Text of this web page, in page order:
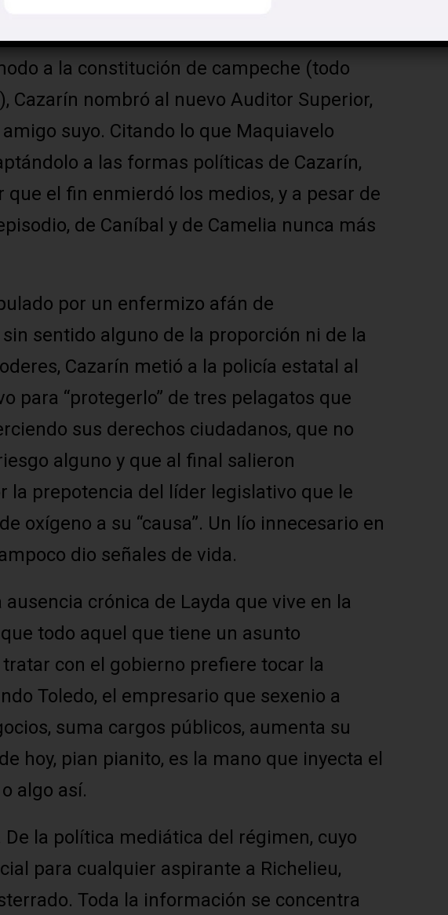
de un manoseo vergonzoso que incluyó
a la constitución de campeche (todo
Cazarín nombró al nuevo Auditor Superior,
suyo. Citando lo que Maquiavelo
a las formas políticas de Cazarín,
que el fin enmierdó los medios, y a pesar de
de Caníbal y de Camelia nunca más
por un enfermizo afán de
sentido alguno de la proporción ni de la
Cazarín metió a la policía estatal al
para “protegerlo” de tres pelagatos que
sus derechos ciudadanos, que no
alguno y que al final salieron
la prepotencia del líder legislativo que le
oxígeno a su “causa”. Un lío innecesario en
dio señales de vida.
crónica de Layda que vive en la
todo aquel que tiene un asunto
con el gobierno prefiere tocar la
Toledo, el empresario que sexenio a
suma cargos públicos, aumenta su
hoy, pian pianito, es la mano que inyecta el
algo así.
De la política mediática del régimen, cuyo
para cualquier aspirante a Richelieu,
Toda la información se concentra